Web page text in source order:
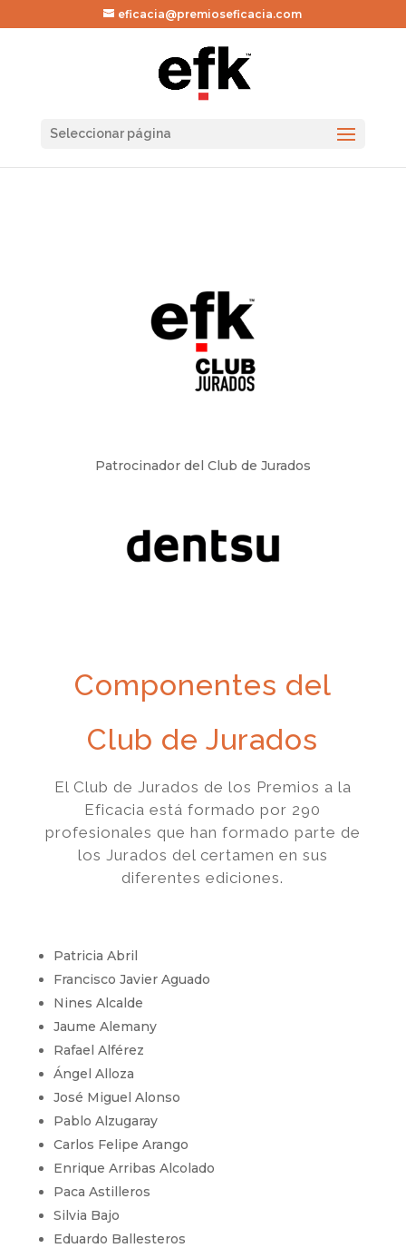
eficacia@premioseficacia.com
Seleccionar página
Patrocinador del Club de Jurados
Componentes del
Club de Jurados
El Club de Jurados de los Premios a la
Eficacia está formado por 290
profesionales que han formado parte de
los Jurados del certamen en sus
diferentes ediciones.
Patricia Abril
Francisco Javier Aguado
Nines Alcalde
Jaume Alemany
Rafael Alférez
Ángel Alloza
José Miguel Alonso
Pablo Alzugaray
Carlos Felipe Arango
Enrique Arribas Alcolado
Paca Astilleros
Silvia Bajo
Eduardo Ballesteros